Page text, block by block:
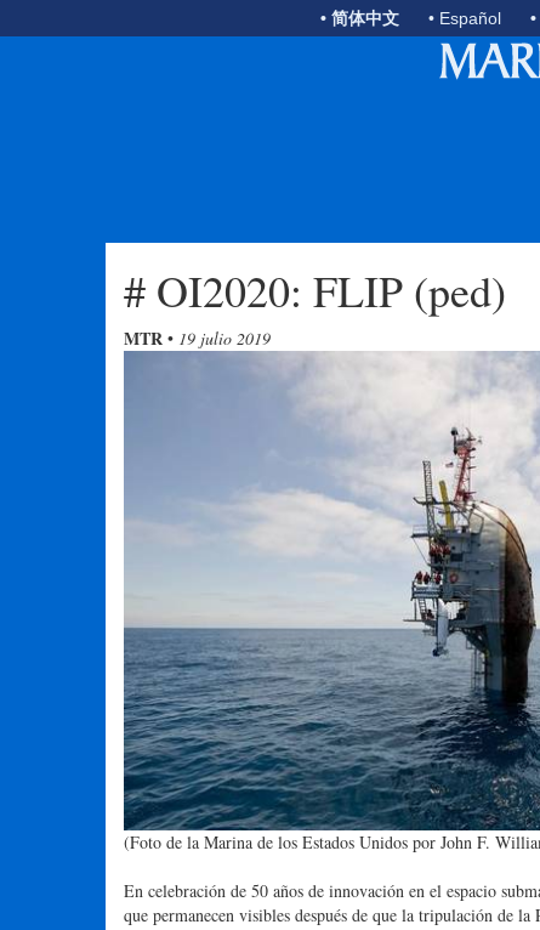
• 简体中文 • Español
# OI2020: FLIP (ped)
MTR • 19 julio 2019
(Foto de la Marina de los Estados Unidos por John F.
En celebración de 50 años de innovación en el espacio
que permanecen visibles después de que la tripulación de